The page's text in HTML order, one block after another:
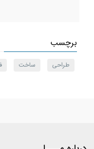
برچسب
طراحی ساخت